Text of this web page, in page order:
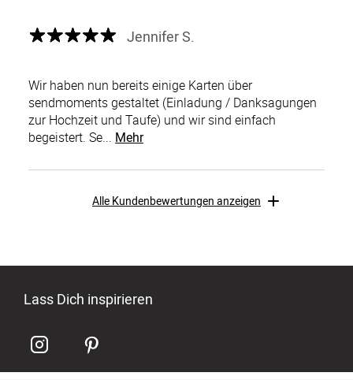
Jennifer S.
Wir haben nun bereits einige Karten über
sendmoments gestaltet (Einladung / Danksagungen
zur Hochzeit und Taufe) und wir sind einfach
begeistert. Se... Mehr
Alle Kundenbewertungen anzeigen
Lass Dich inspirieren